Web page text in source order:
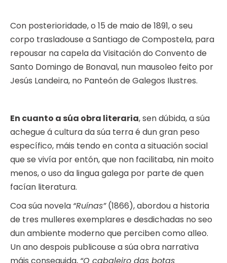
Con posterioridade, o 15 de maio de 1891, o seu
corpo trasladouse a Santiago de Compostela, para
repousar na capela da Visitación do Convento de
Santo Domingo de Bonaval, nun mausoleo feito por
Jesús Landeira, no Panteón de Galegos Ilustres.
En cuanto a súa obra literaria, sen dúbida, a súa
achegue á cultura da súa terra é dun gran peso
específico, máis tendo en conta a situación social
que se vivía por entón, que non facilitaba, nin moito
menos, o uso da lingua galega por parte de quen
facían literatura.
Coa súa novela “Ruínas”(1866), abordou a historia
de tres mulleres exemplares e desdichadas no seo
dun ambiente moderno que perciben como alleo.
Un ano despois publicouse a súa obra narrativa